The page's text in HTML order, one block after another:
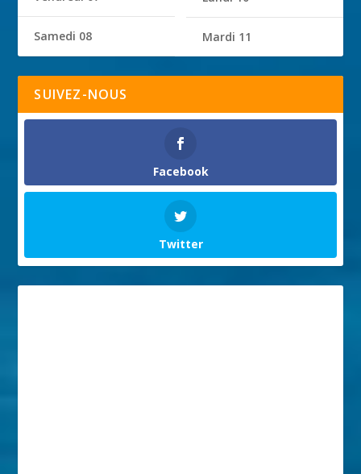
Samedi 08 Mardi 11
SUIVEZ-NOUS
Facebook
Twitter